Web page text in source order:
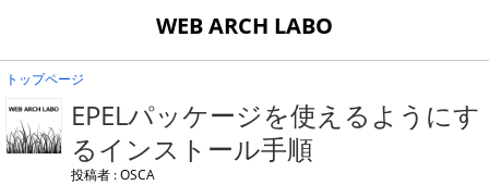
WEB ARCH LABO
トップページ
EPELパッケージを使えるようにす
るインストール手順
投稿者 : OSCA